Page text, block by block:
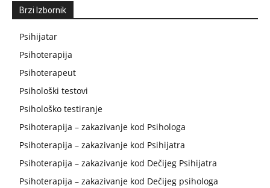
Brzi Izbornik
Psihijatar
Psihoterapija
Psihoterapeut
Psihološki testovi
Psihološko testiranje
Psihoterapija – zakazivanje kod Psihologa
Psihoterapija – zakazivanje kod Psihijatra
Psihoterapija – zakazivanje kod Dečijeg Psihijatra
Psihoterapija – zakazivanje kod Dečijeg psihologa